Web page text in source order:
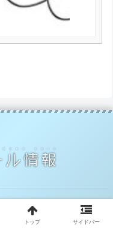
ル情報.
トップ サイドバー